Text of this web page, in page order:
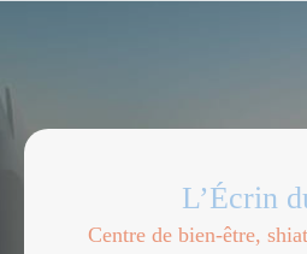
L’Écrin
Centre de bien-être,